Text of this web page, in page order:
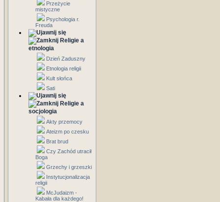
Przeżycie
mistyczne
Psychologia r.
Freuda
Religie a
etnologia
Dzień Zaduszny
Etnologia religii
Kult słońca
Sati
Religie a
socjologia
Akty przemocy
Ateizm po czesku
Brat brud
Czy Zachód utracił
Boga
Grzechy i grzeszki
Instytucjonalizacja
religii
McJudaizm -
Kabała dla każdego!